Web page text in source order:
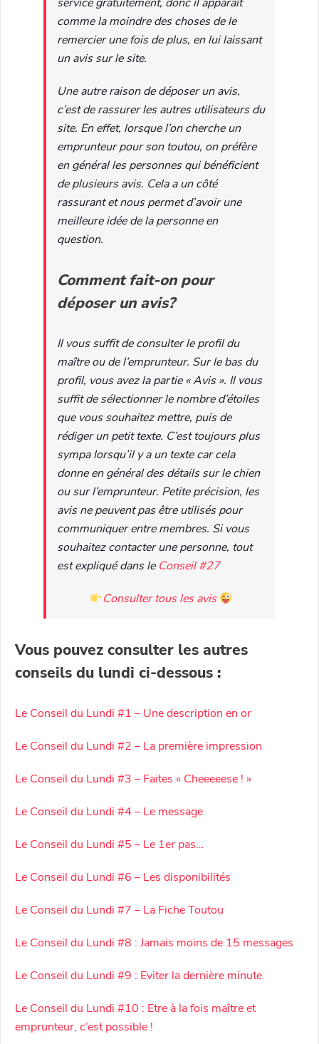
comme la moindre des choses de le
remercier une fois de plus, en lui laissant
un avis sur le site.
Une autre raison de déposer un avis,
c’est de rassurer les autres utilisateurs du
site. En effet, lorsque l’on cherche un
emprunteur pour son toutou, on préfère
en général les personnes qui bénéficient
de plusieurs avis. Cela a un côté
rassurant et nous permet d’avoir une
meilleure idée de la personne en
question.
Comment fait-on pour
déposer un avis?
Il vous suffit de consulter le profil du
maître ou de l’emprunteur. Sur le bas du
profil, vous avez la partie « Avis ». Il vous
suffit de sélectionner le nombre d’étoiles
que vous souhaitez mettre, puis de
rédiger un petit texte. C’est toujours plus
sympa lorsqu’il y a un texte car cela
donne en général des détails sur le chien
ou sur l’emprunteur. Petite précision, les
avis ne peuvent pas être utilisés pour
communiquer entre membres. Si vous
souhaitez contacter une personne, tout
est expliqué dans le Conseil #27
Consulter tous les avis
Vous pouvez consulter les autres
conseils du lundi ci-dessous :
Le Conseil du Lundi #1 – Une description en or
Le Conseil du Lundi #2 – La première impression
Le Conseil du Lundi #3 – Faites « Cheeeeese ! »
Le Conseil du Lundi #4 – Le message
Le Conseil du Lundi #5 – Le 1er pas…
Le Conseil du Lundi #6 – Les disponibilités
Le Conseil du Lundi #7 – La Fiche Toutou
Le Conseil du Lundi #8 : Jamais moins de 15 messages
Le Conseil du Lundi #9 : Eviter la dernière minute
Le Conseil du Lundi #10 : Etre à la fois maître et
emprunteur, c’est possible !